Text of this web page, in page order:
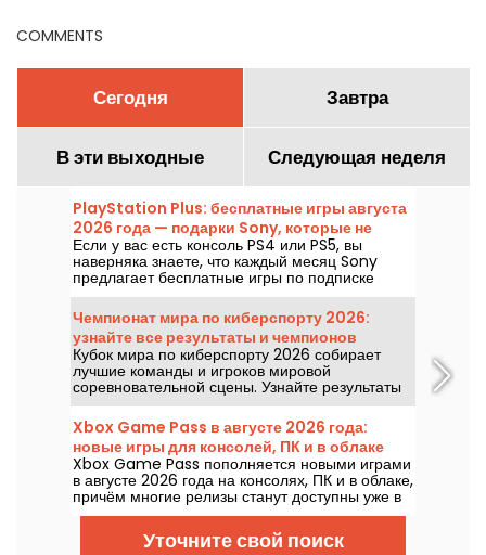
COMMENTS
Сегодня Завтра
В эти выходные Следующая неделя
PlayStation Plus: бесплатные игры августа
2026 года — подарки Sony, которые не
стоит пропускать
Если у вас есть консоль PS4 или PS5, вы
наверняка знаете, что каждый месяц Sony
предлагает бесплатные игры по подписке
PlayStation Plus. Итак, какие игры доступны
бесплатно в августе 2026 года? Ознакомьтесь
с подборкой этого месяца.
Чемпионат мира по киберспорту 2026:
узнайте все результаты и чемпионов
каждой финальной встречи
Кубок мира по киберспорту 2026 собирает
лучшие команды и игроков мировой
соревновательной сцены. Узнайте результаты
финалов, счёты матчей, победителей каждого
турнира и расписание предстоящих встреч.
Xbox Game Pass в августе 2026 года:
новые игры для консолей, ПК и в облаке
Xbox Game Pass пополняется новыми играми
в августе 2026 года на консолях, ПК и в облаке,
причём многие релизы станут доступны уже в
день выхода. Ниже — главные дополнения, о
которых заявляла Microsoft для подписчиков
Уточните свой поиск